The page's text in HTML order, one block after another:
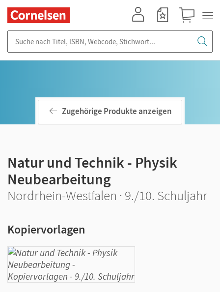
Zugehörige Produkte anzeigen
Natur und Technik - Physik
Neubearbeitung
Nordrhein-Westfalen · 9./10. Schuljahr
Kopiervorlagen